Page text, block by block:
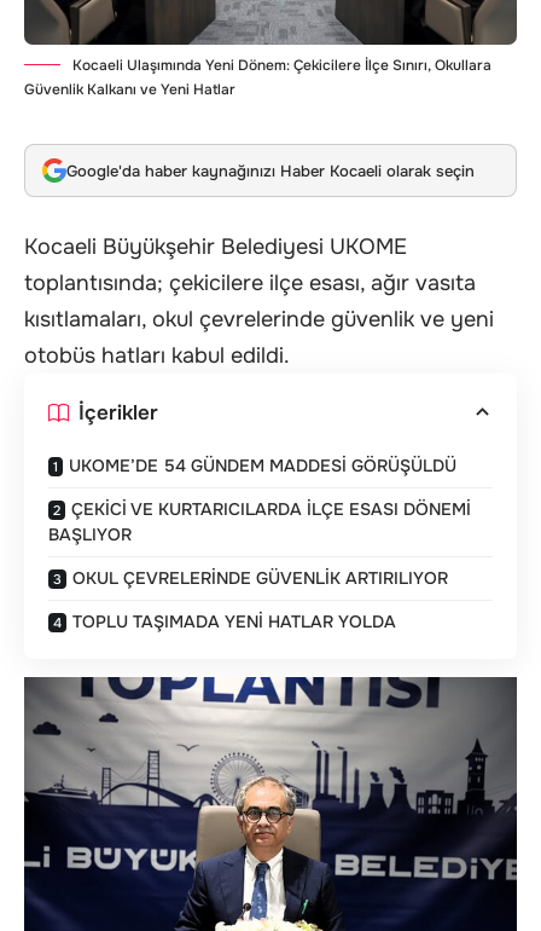
Kocaeli Ulaşımında Yeni Dönem: Çekicilere İlçe Sınırı, Okullara
Güvenlik Kalkanı ve Yeni Hatlar
Google'da haber kaynağınızı Haber Kocaeli olarak seçin
Kocaeli Büyükşehir Belediyesi UKOME
toplantısında; çekicilere ilçe esası, ağır vasıta
kısıtlamaları, okul çevrelerinde güvenlik ve yeni
otobüs hatları kabul edildi.
İçerikler
UKOME’DE 54 GÜNDEM MADDESİ GÖRÜŞÜLDÜ
ÇEKİCİ VE KURTARICILARDA İLÇE ESASI DÖNEMİ
BAŞLIYOR
OKUL ÇEVRELERİNDE GÜVENLİK ARTIRILIYOR
TOPLU TAŞIMADA YENİ HATLAR YOLDA